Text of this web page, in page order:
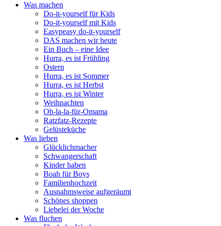
Was machen
Do-it-yourself für Kids
Do-it-yourself mit Kids
Easypeasy do-it-yourself
DAS machen wir heute
Ein Buch – eine Idee
Hurra, es ist Frühling
Ostern
Hurra, es ist Sommer
Hurra, es ist Herbst
Hurra, es ist Winter
Weihnachten
Oh-la-la-für-Omama
Ratzfatz-Rezepte
Gelüsteküche
Was lieben
Glücklichmacher
Schwangerschaft
Kinder haben
Boah für Boys
Familienhochzeit
Ausnahmsweise aufgeräumt
Schönes shoppen
Liebelei der Woche
Was fluchen